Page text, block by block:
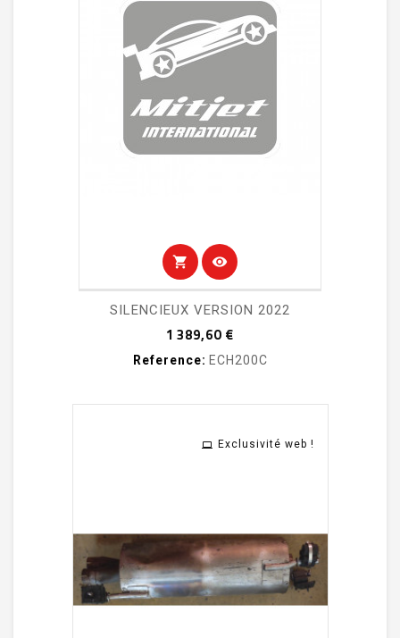
shopping_cart visibility
SILENCIEUX VERSION 2022
1 389,60 €
Reference: ECH200C
Exclusivité web !